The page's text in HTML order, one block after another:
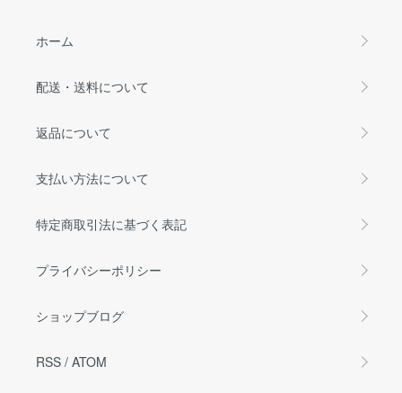
ホーム
配送・送料について
返品について
支払い方法について
特定商取引法に基づく表記
プライバシーポリシー
ショップブログ
RSS / ATOM